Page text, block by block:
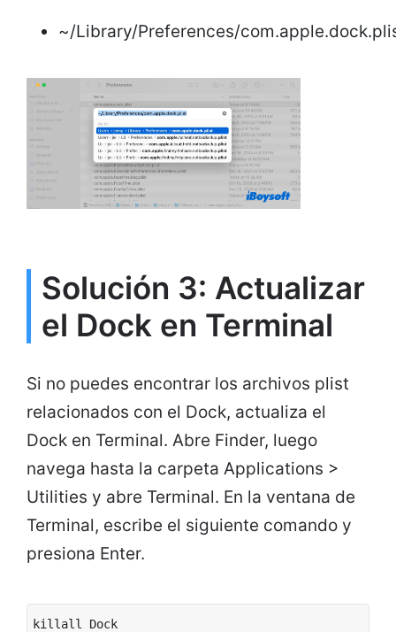
~/Library/Preferences/
Solución 3: Actualizar
el Dock en Terminal
Si no puedes encontrar los archivos plist
relacionados con el Dock, actualiza el
Dock en Terminal. Abre Finder, luego
navega hasta la carpeta Applications >
Utilities y abre Terminal. En la ventana de
Terminal, escribe el siguiente comando y
presiona Enter.
killall Dock